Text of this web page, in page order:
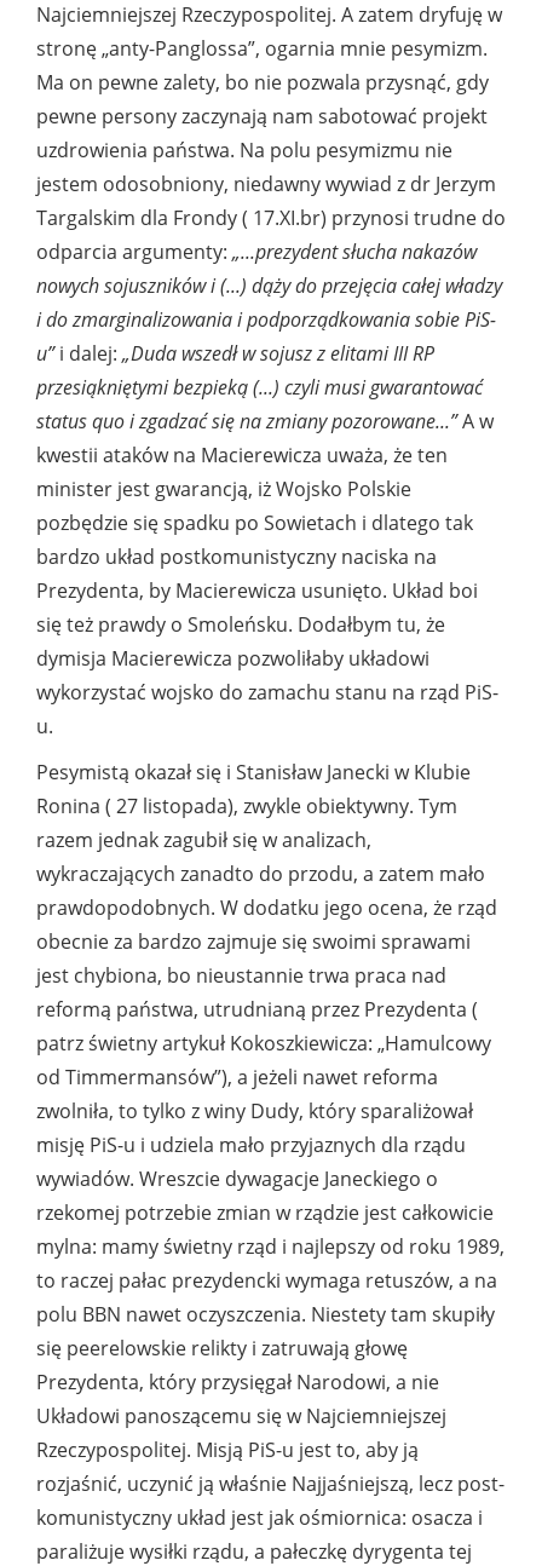
Najciemniejszej Rzeczypospolitej. A zatem dryfuję w
stronę „anty-Panglossa”, ogarnia mnie pesymizm.
Ma on pewne zalety, bo nie pozwala przysnąć, gdy
pewne persony zaczynają nam sabotować projekt
uzdrowienia państwa. Na polu pesymizmu nie
jestem odosobniony, niedawny wywiad z dr Jerzym
Targalskim dla Frondy ( 17.XI.br) przynosi trudne do
odparcia argumenty: „...prezydent słucha nakazów
nowych sojuszników i (...) dąży do przejęcia całej władzy
i do zmarginalizowania i podporządkowania sobie PiS-
u”i dalej: „Duda wszedł w sojusz z elitami III RP
przesiąkniętymi bezpieką (...) czyli musi gwarantować
status quo i zgadzać się na zmiany pozorowane...”A w
kwestii ataków na Macierewicza uważa, że ten
minister jest gwarancją, iż Wojsko Polskie
pozbędzie się spadku po Sowietach i dlatego tak
bardzo układ postkomunistyczny naciska na
Prezydenta, by Macierewicza usunięto. Układ boi
się też prawdy o Smoleńsku. Dodałbym tu, że
dymisja Macierewicza pozwoliłaby układowi
wykorzystać wojsko do zamachu stanu na rząd PiS-
u.
Pesymistą okazał się i Stanisław Janecki w Klubie
Ronina ( 27 listopada), zwykle obiektywny. Tym
razem jednak zagubił się w analizach,
wykraczających zanadto do przodu, a zatem mało
prawdopodobnych. W dodatku jego ocena, że rząd
obecnie za bardzo zajmuje się swoimi sprawami
jest chybiona, bo nieustannie trwa praca nad
reformą państwa, utrudnianą przez Prezydenta (
patrz świetny artykuł Kokoszkiewicza: „Hamulcowy
od Timmermansów”), a jeżeli nawet reforma
zwolniła, to tylko z winy Dudy, który sparaliżował
misję PiS-u i udziela mało przyjaznych dla rządu
wywiadów. Wreszcie dywagacje Janeckiego o
rzekomej potrzebie zmian w rządzie jest całkowicie
mylna: mamy świetny rząd i najlepszy od roku 1989,
to raczej pałac prezydencki wymaga retuszów, a na
polu BBN nawet oczyszczenia. Niestety tam skupiły
się peerelowskie relikty i zatruwają głowę
Prezydenta, który przysięgał Narodowi, a nie
Układowi panoszącemu się w Najciemniejszej
Rzeczypospolitej. Misją PiS-u jest to, aby ją
rozjaśnić, uczynić ją właśnie Najjaśniejszą, lecz post-
komunistyczny układ jest jak ośmiornica: osacza i
paraliżuje wysiłki rządu, a pałeczkę dyrygenta tej